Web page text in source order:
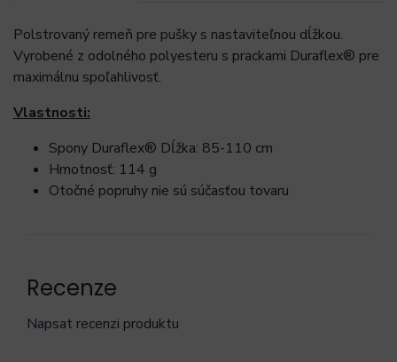
Polstrovaný remeň pre pušky s nastaviteľnou dĺžkou.
Vyrobené z odolného polyesteru s prackami Duraflex® pre
maximálnu spoľahlivosť.
Vlastnosti:
Spony Duraflex® Dĺžka: 85-110 cm
Hmotnosť: 114 g
Otočné popruhy nie sú súčasťou tovaru
Recenze
Napsat recenzi produktu